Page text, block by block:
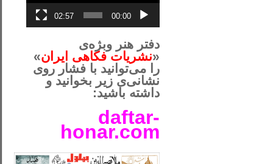
00:00
02:57
دفتر هنر وبژه‌ی
«نشریات فکاهی ایران»
را می‌توانید با فشار روی
نشانی‌ی زیر بخوانید و
داشته باشید:
daftar-
honar.com